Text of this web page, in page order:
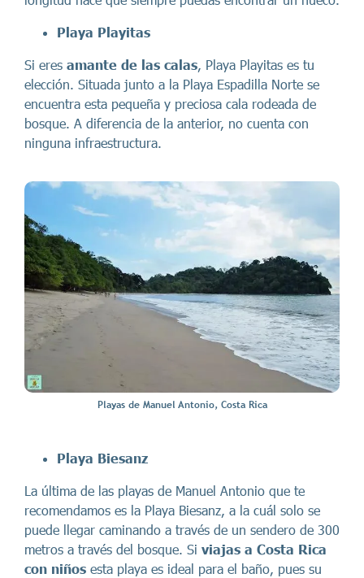
Playa Playitas
Si eres amante de las calas, Playa Playitas es tu
elección. Situada junto a la Playa Espadilla Norte se
encuentra esta pequeña y preciosa cala rodeada de
bosque. A diferencia de la anterior, no cuenta con
ninguna infraestructura.
Playas de Manuel Antonio, Costa Rica
Playa Biesanz
La última de las playas de Manuel Antonio que te
recomendamos es la Playa Biesanz, a la cuál solo se
puede llegar caminando a través de un sendero de 300
metros a través del bosque. Si viajas a Costa Rica
con niños esta playa es ideal para el baño, pues su